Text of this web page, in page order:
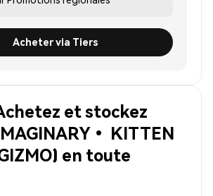
Acheter via Tiers
et stockez
KITTEN
en toute